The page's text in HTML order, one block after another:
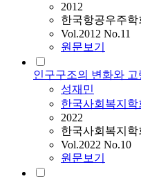
2012
한국항공우주
Vol.2012 No.11
원문보기
인구구조의 변화와
성재민
한국사회복지학
2022
한국사회복지
Vol.2022 No.10
원문보기